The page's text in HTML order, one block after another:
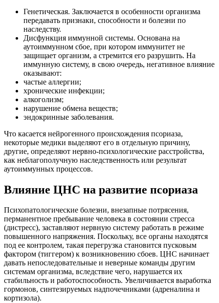
Генетическая. Заключается в особенности организма
передавать признаки, способности и болезни по
наследству.
Дисфункция иммунной системы. Основана на
аутоиммунном сбое, при котором иммунитет не
защищает организм, а стремится его разрушить. На
иммунную систему, в свою очередь, негативное влияние
оказывают:
частые аллергии;
хронические инфекции;
алкоголизм;
нарушение обмена веществ;
эндокринные заболевания.
Что касается нейрогенного происхождения псориаза,
некоторые медики выделяют его в отдельную причину,
другие, определяют нервно-психологические расстройства,
как неблагополучную наследственность или результат
аутоиммунных процессов.
Влияние ЦНС на развитие псориаза
Психопатологические болезни, внезапные потрясения,
перманентное пребывание человека в состоянии стресса
(дистресс), заставляют нервную систему работать в режиме
повышенного напряжения. Поскольку, все органы находятся
под ее контролем, такая перегрузка становится пусковым
фактором (тиггером) к возникновению сбоев. ЦНС начинает
давать непоследовательные и неверные команды другим
системам организма, вследствие чего, нарушается их
стабильность и работоспособность. Увеличивается выработка
гормонов, синтезируемых надпочечниками (адреналина и
кортизола).